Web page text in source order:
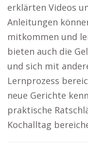
erklärten Videos
Anleitungen
mitkommen und
bieten auch die
und sich mit
Lernprozess
neue Gerichte
praktische
Kochalltag